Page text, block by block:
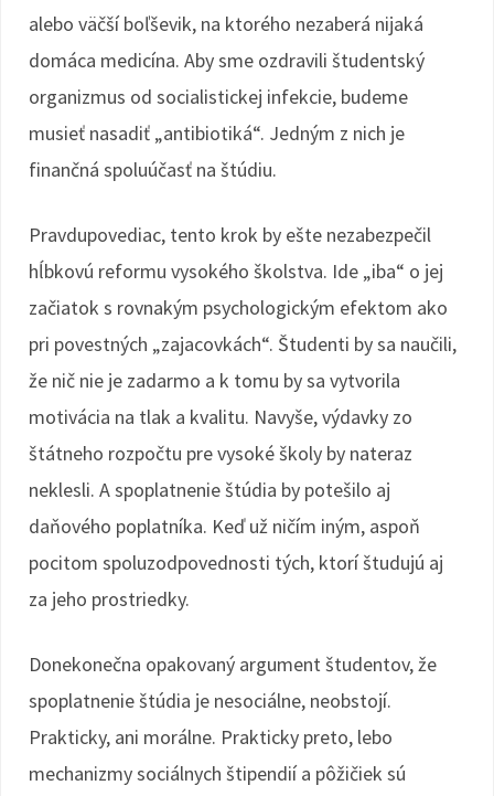
alebo väčší boľševik, na ktorého nezaberá nijaká
domáca medicína. Aby sme ozdravili študentský
organizmus od socialistickej infekcie, budeme
musieť nasadiť „antibiotiká“. Jedným z nich je
finančná spoluúčasť na štúdiu.
Pravdupovediac, tento krok by ešte nezabezpečil
hĺbkovú reformu vysokého školstva. Ide „iba“ o jej
začiatok s rovnakým psychologickým efektom ako
pri povestných „zajacovkách“. Študenti by sa naučili,
že nič nie je zadarmo a k tomu by sa vytvorila
motivácia na tlak a kvalitu. Navyše, výdavky zo
štátneho rozpočtu pre vysoké školy by nateraz
neklesli. A spoplatnenie štúdia by potešilo aj
daňového poplatníka. Keď už ničím iným, aspoň
pocitom spoluzodpovednosti tých, ktorí študujú aj
za jeho prostriedky.
Donekonečna opakovaný argument študentov, že
spoplatnenie štúdia je nesociálne, neobstojí.
Prakticky, ani morálne. Prakticky preto, lebo
mechanizmy sociálnych štipendií a pôžičiek sú